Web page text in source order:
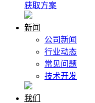
获取方案
新闻
公司新闻
行业动态
常见问题
技术开发
我们